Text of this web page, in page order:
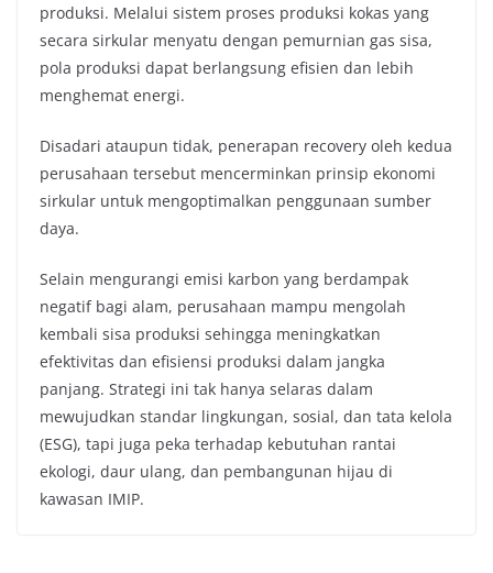
produksi. Melalui sistem proses produksi kokas yang
secara sirkular menyatu dengan pemurnian gas sisa,
pola produksi dapat berlangsung efisien dan lebih
menghemat energi.
Disadari ataupun tidak, penerapan recovery oleh kedua
perusahaan tersebut mencerminkan prinsip ekonomi
sirkular untuk mengoptimalkan penggunaan sumber
daya.
Selain mengurangi emisi karbon yang berdampak
negatif bagi alam, perusahaan mampu mengolah
kembali sisa produksi sehingga meningkatkan
efektivitas dan efisiensi produksi dalam jangka
panjang. Strategi ini tak hanya selaras dalam
mewujudkan standar lingkungan, sosial, dan tata kelola
(ESG), tapi juga peka terhadap kebutuhan rantai
ekologi, daur ulang, dan pembangunan hijau di
kawasan IMIP.